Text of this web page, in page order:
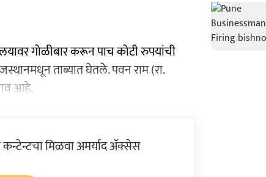
गोळीबार करून पाच कोटी रुपयांची
ताब्यात घेतले. पवन राम (रा.
आहे.
मिळवा अमर्याद ॲक्सेस